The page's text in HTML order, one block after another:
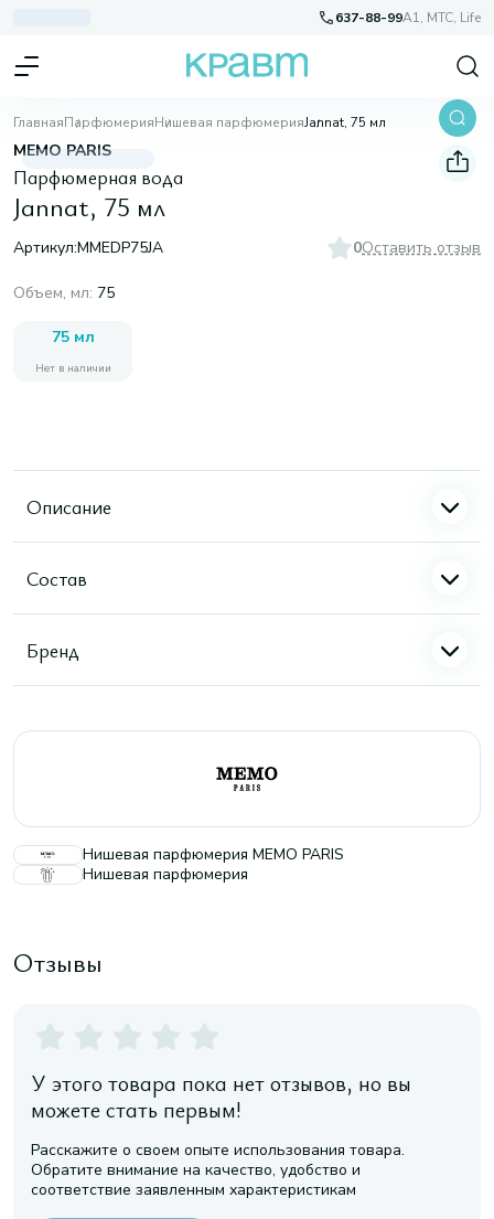
637-88-99A1, МТС, Life
ГлавнаяПарфюмерияНишевая парфюмерияJannat, 75 мл
MEMO PARIS
Парфюмерная вода
Jannat, 75 мл
Артикул:MMEDP75JA 0Оставить отзыв
Объем, мл: 75
75 мл
Нет в наличии
Описание
Состав
Бренд
Нишевая парфюмерия MEMO PARIS
Нишевая парфюмерия
Отзывы
У этого товара пока нет отзывов, но вы
можете стать первым!
Расскажите о своем опыте использования товара.
Обратите внимание на качество, удобство и
соответствие заявленным характеристикам